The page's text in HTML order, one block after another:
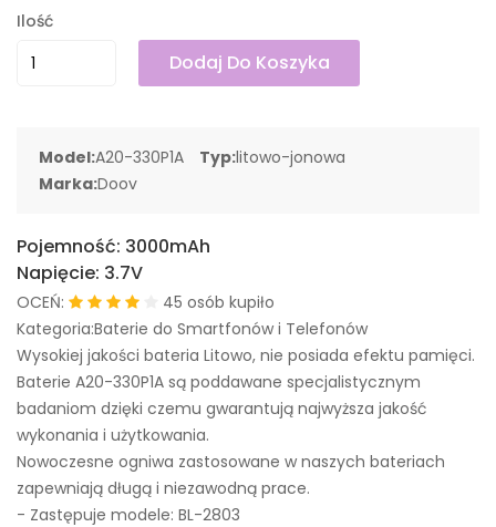
Ilość
Dodaj Do Koszyka
Model:A20-330P1A Typ:litowo-jonowa
Marka:Doov
Pojemność: 3000mAh
Napięcie: 3.7V
OCEŃ:
45 osób kupiło
Kategoria:Baterie do Smartfonów i Telefonów
Wysokiej jakości bateria Litowo, nie posiada efektu pamięci.
Baterie A20-330P1A są poddawane specjalistycznym
badaniom dzięki czemu gwarantują najwyższa jakość
wykonania i użytkowania.
Nowoczesne ogniwa zastosowane w naszych bateriach
zapewniają długą i niezawodną prace.
- Zastępuje modele: BL-2803